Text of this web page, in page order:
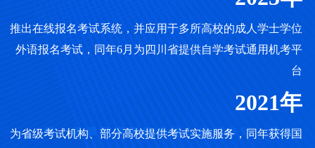
推出在线报名考试系统，并应用于多所高校的成人学士学位
外语报名考试，同年6月为四川省提供自学考试通用机考平
台
2021年
为省级考试机构、部分高校提供考试实施服务，同年获得国